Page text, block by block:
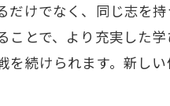
けでなく、同じ志を
とで、より充実した
続けられます。新し